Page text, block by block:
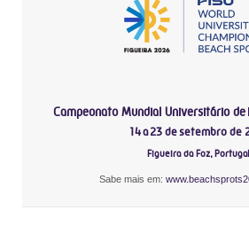
Campeonato Mundial Universitário de
14 a 23 de setembro de
Figueira da Foz, Portugal
Sabe mais em: